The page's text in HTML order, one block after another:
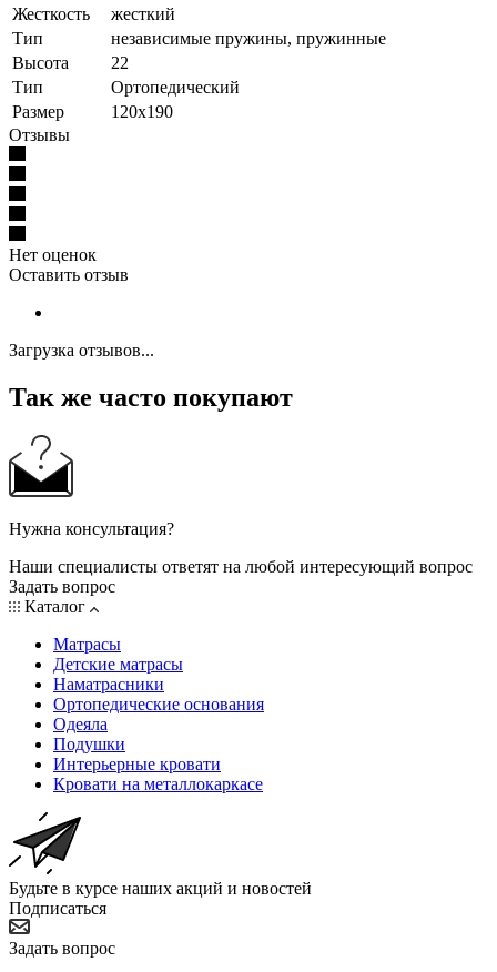
Жесткость
жесткий
Тип
независимые пружины, пружинные
Высота
22
Тип
Ортопедический
Размер
120x190
Отзывы
Нет оценок
Оставить отзыв
Загрузка отзывов...
Так же часто покупают
Нужна консультация?
Наши специалисты ответят на любой интересующий вопрос
Задать вопрос
Каталог
Матрасы
Детские матрасы
Наматрасники
Ортопедические основания
Одеяла
Подушки
Интерьерные кровати
Кровати на металлокаркасе
Будьте в курсе наших акций и новостей
Подписаться
Задать вопрос